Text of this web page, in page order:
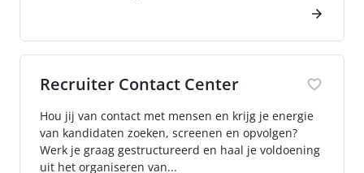
Recruiter Contact Center
Hou jij van contact met mensen en krijg je energie
van kandidaten zoeken, screenen en opvolgen?
Werk je graag gestructureerd en haal je voldoening
uit het organiseren van...